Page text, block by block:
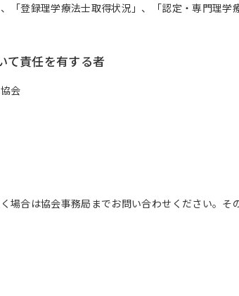
「登録理学療法士取得状況」、「認定・専門理
て責任を有する者
会
場合は協会事務局までお問い合わせください。